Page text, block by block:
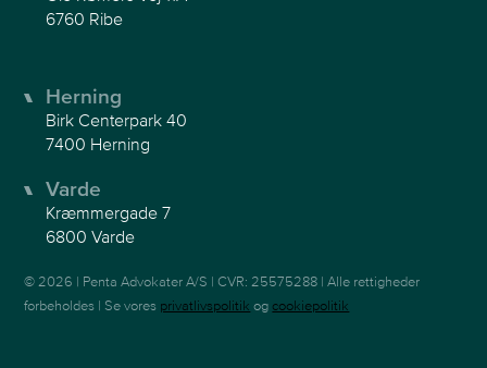
6760 Ribe
Herning
Birk Centerpark 40
7400 Herning
Varde
Kræmmergade 7
6800 Varde
© 2026 | Penta Advokater A/S | CVR: 25575288 | Alle rettigheder
forbeholdes | Se vores privatlivspolitik og cookiepolitik